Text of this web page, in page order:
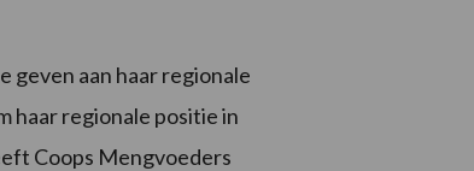
geven aan haar regionale
haar regionale positie in
Coops Mengvoeders